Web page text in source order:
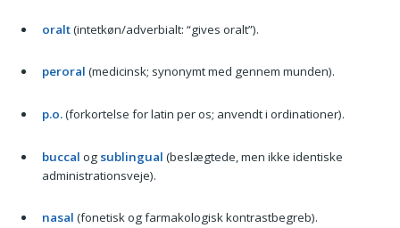
oralt(intetkøn/adverbialt: “gives oralt”).
peroral (medicinsk; synonymt med gennem munden).
p.o.(forkortelse for latin per os; anvendt i ordinationer).
buccal og sublingual (beslægtede, men ikke identiske
administrationsveje).
nasal (fonetisk og farmakologisk kontrastbegreb).